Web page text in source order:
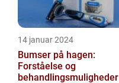
14 januar 2024
Bumser på hagen:
Forståelse og
behandlingsmuligheder